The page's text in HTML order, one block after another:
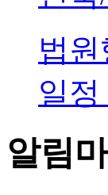
법
일정
알림